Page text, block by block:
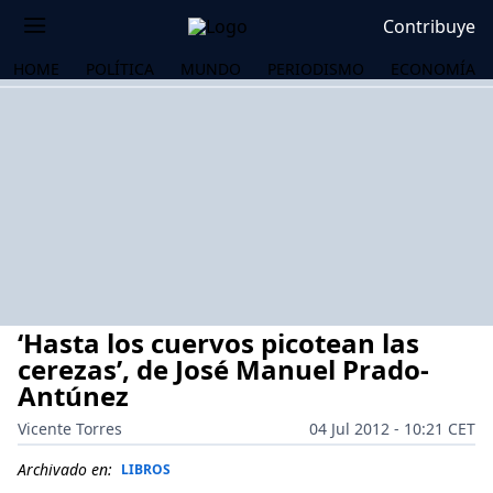
Contribuye
HOME POLÍTICA MUNDO PERIODISMO ECONOMÍA
‘Hasta los cuervos picotean las
cerezas’, de José Manuel Prado-
Antúnez
Vicente Torres
04 Jul 2012 - 10:21 CET
Archivado en: LIBROS